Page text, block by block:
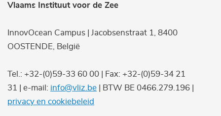
Vlaams Instituut voor de Zee
InnovOcean Campus | Jacobsenstraat 1, 8400
OOSTENDE, België
Tel.: +32-(0)59-33 60 00 | Fax: +32-(0)59-34 21
31 | e-mail: info@vliz.be | BTW BE 0466.279.196 |
privacy en cookiebeleid